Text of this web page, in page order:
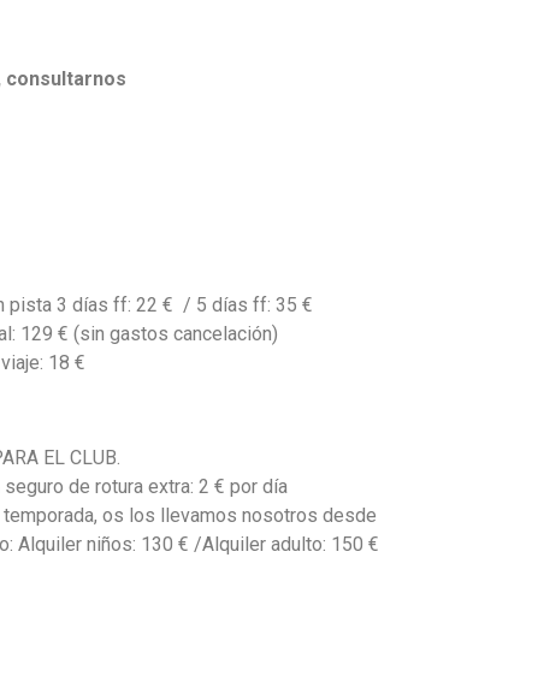
consultarnos
pista 3 días ff: 22 € / 5 días ff: 35 €
129 € (sin gastos cancelación)
18 €
EL CLUB.
de rotura extra: 2 € por día
os los llevamos nosotros desde
Alquiler niños: 130 € /Alquiler adulto: 150 €